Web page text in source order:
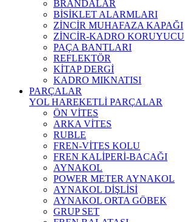
BRANDALAR
BİSİKLET ALARMLARI
ZİNCİR MUHAFAZA KAPAĞI
ZİNCİR-KADRO KORUYUCU
PAÇA BANTLARI
REFLEKTÖR
KİTAP DERGİ
KADRO MIKNATISI
PARÇALAR
YOL HAREKETLİ PARÇALAR
ÖN VİTES
ARKA VİTES
RUBLE
FREN-VİTES KOLU
FREN KALİPERİ-BACAĞI
AYNAKOL
POWER METER AYNAKOL
AYNAKOL DİŞLİSİ
AYNAKOL ORTA GÖBEK
GRUP SET